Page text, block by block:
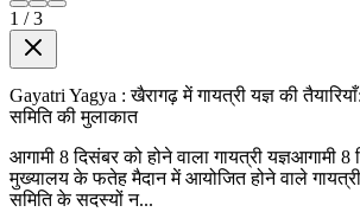
1 /3
Gayatri Yagya : खैरागढ़ में गायत्री यज्ञ की
समिति की मुलाकात
आगामी 8 दिसंबर को होने वाला गायत्री यज्ञआगामी
मुख्यालय के फतेह मैदान में आयोजित होने वाले
समिति के सदस्यों न...